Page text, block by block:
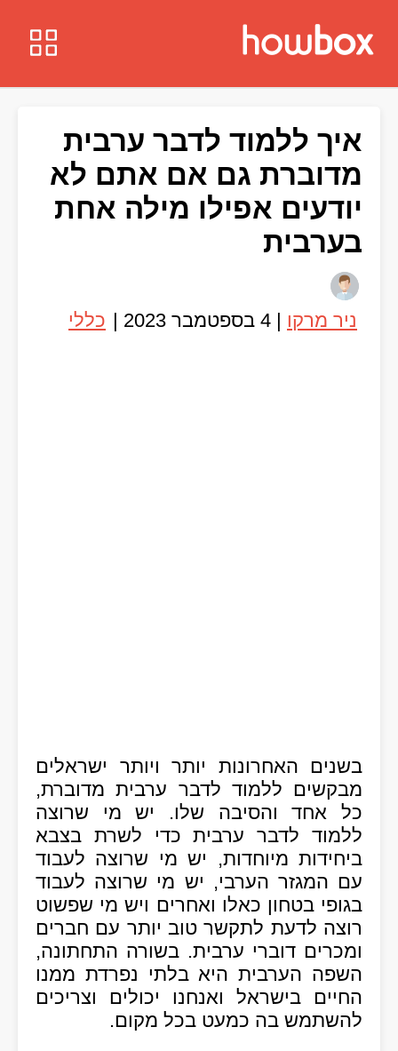
איך ללמוד לדבר ערבית
מדוברת גם אם אתם לא
יודעים אפילו מילה אחת
בערבית
ניר מרקו | 4 בספטמבר 2023 | כללי
בשנים האחרונות יותר ויותר ישראלים
מבקשים ללמוד לדבר ערבית מדוברת,
כל אחד והסיבה שלו. יש מי שרוצה
ללמוד לדבר ערבית כדי לשרת בצבא
ביחידות מיוחדות, יש מי שרוצה לעבוד
עם המגזר הערבי, יש מי שרוצה לעבוד
בגופי בטחון כאלו ואחרים ויש מי שפשוט
רוצה לדעת לתקשר טוב יותר עם חברים
ומכרים דוברי ערבית. בשורה התחתונה,
השפה הערבית היא בלתי נפרדת ממנו
החיים בישראל ואנחנו יכולים וצריכים
להשתמש בה כמעט בכל מקום.